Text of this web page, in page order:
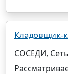
Кладовщик-
СОСЕДИ,